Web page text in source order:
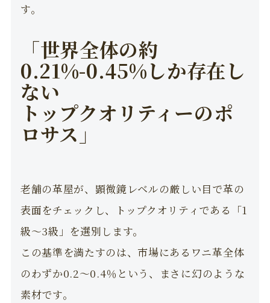
す。
「世界全体の約
0.21%-0.45%しか存在し
ない
トップクオリティーのポ
ロサス」
老舗の革屋が、顕微鏡レベルの厳しい目で革の
表面をチェックし、トップクオリティである「1
級〜3級」を選別します。
この基準を満たすのは、市場にあるワニ革全体
のわずか0.2〜0.4％という、まさに幻のような
素材です。